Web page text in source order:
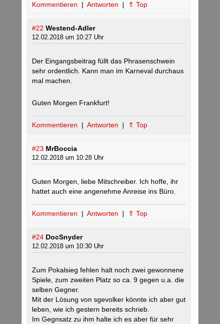
Kommentieren | Antworten | ⇑ Top
#22 Westend-Adler
12.02.2018 um 10:27 Uhr
Der Eingangsbeitrag füllt das Phrasenschwein
sehr ordentlich. Kann man im Karneval durchaus
mal machen.
Guten Morgen Frankfurt!
Kommentieren | Antworten | ⇑ Top
#23 MrBoccia
12.02.2018 um 10:28 Uhr
Guten Morgen, liebe Mitschreiber. Ich hoffe, ihr
hattet auch eine angenehme Anreise ins Büro.
Kommentieren | Antworten | ⇑ Top
#24 DocSnyder
12.02.2018 um 10:30 Uhr
Zum Pokalsieg fehlen halt noch zwei gewonnene
Spiele, zum zweiten Platz so ca. 9 gegen u.a. die
selben Gegner.
Mit der Lösung von sgevolker könnte ich aber gut
leben, wie ich gestern bereits schrieb.
Im Gegnsatz zu ihm halte ich es aber für sehr